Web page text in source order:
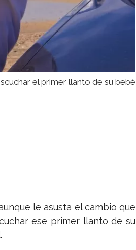
el primer llanto de su bebé
le asusta el cambio que
ese primer llanto de su